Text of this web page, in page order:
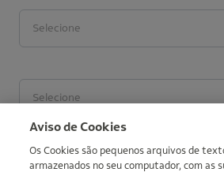
More informations
Aviso de Cookies
Os Cookies são pequenos arquivos de
armazenados no seu computador, com as